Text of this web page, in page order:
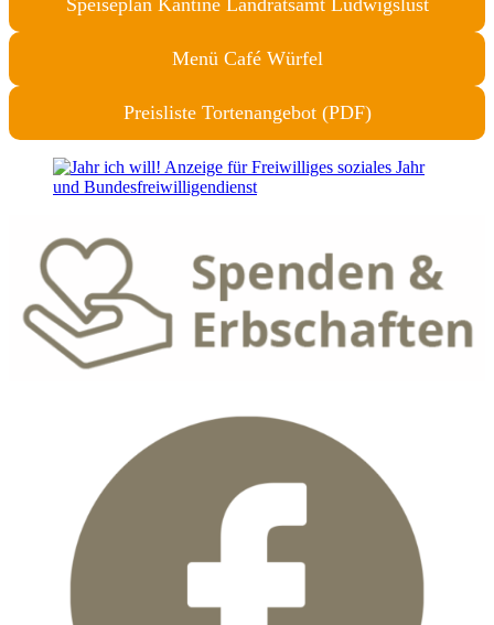
Speiseplan Kantine Landratsamt Ludwigslust
Menü Café Würfel
Preisliste Tortenangebot (PDF)